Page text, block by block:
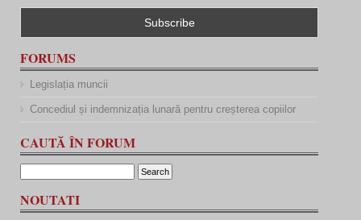
FORUMS
Legislația muncii
Concediul și indemnizația lunară pentru creșterea copiilor
CAUTĂ ÎN FORUM
NOUTATI